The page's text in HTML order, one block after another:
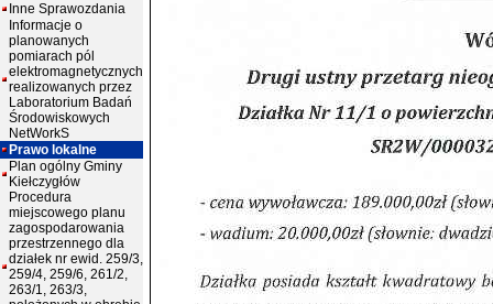
Inne Sprawozdania
Informacje o
planowanych
pomiarach pól
elektromagnetycznych
realizowanych przez
Laboratorium Badań
Środowiskowych
NetWorkS
Prawo lokalne
Plan ogólny Gminy
Kiełczygłów
Procedura
miejscowego planu
zagospodarowania
przestrzennego dla
działek nr ewid. 259/3,
259/4, 259/6, 261/2,
263/1, 263/3,